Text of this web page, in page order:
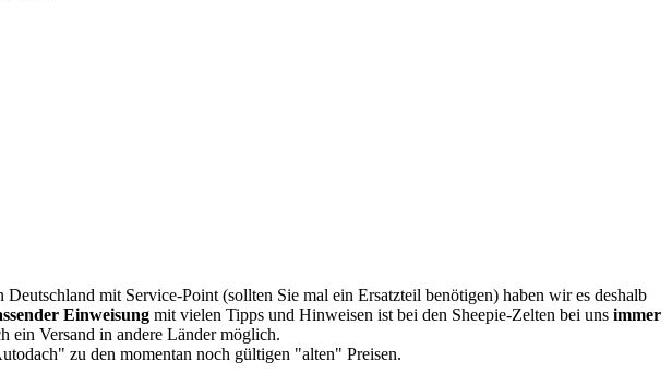
Deutschland mit Service-Point (sollten Sie mal ein Ersatzteil benötigen) haben wir es deshalb
Einweisung mit vielen Tipps und Hinweisen ist bei den Sheepie-Zelten bei uns immer
ein Versand in andere Länder möglich.
zu den momentan noch gültigen "alten" Preisen.